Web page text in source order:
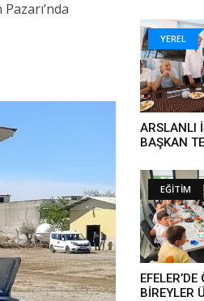
ÖNÜNDE
VERECEK..
YEREL
ARSLANLI
BAŞKAN
EĞİTİM
EFELER’DE
BİREYLER